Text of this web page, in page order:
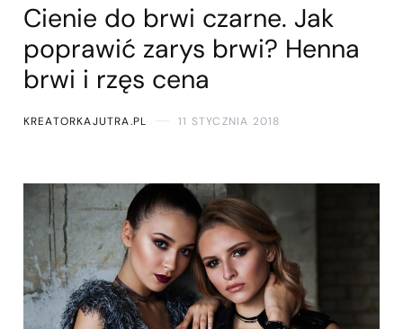
Cienie do brwi czarne. Jak
poprawić zarys brwi? Henna
brwi i rzęs cena
KREATORKAJUTRA.PL 11 STYCZNIA 2018